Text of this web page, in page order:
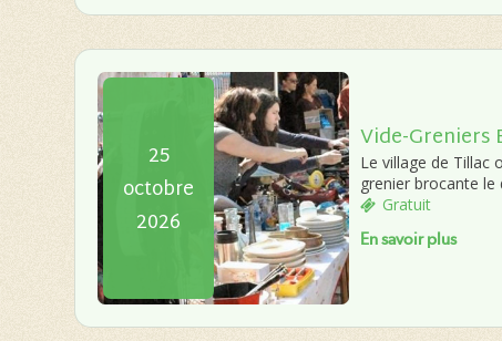
25
octobre
2026
Vide-Greniers
Le village de Tillac
grenier brocante le
Gratuit
En savoir plus